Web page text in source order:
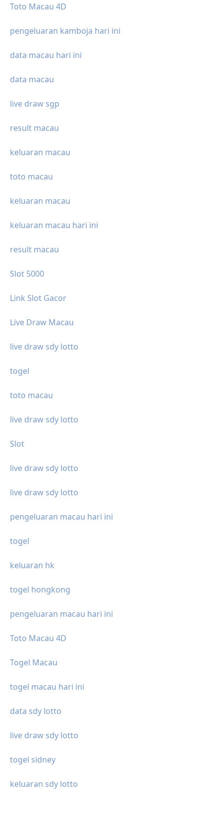
Toto Macau 4D
pengeluaran kamboja hari ini
data macau hari ini
data macau
live draw sgp
result macau
keluaran macau
toto macau
keluaran macau
keluaran macau hari ini
result macau
Slot 5000
Link Slot Gacor
Live Draw Macau
live draw sdy lotto
togel
toto macau
live draw sdy lotto
Slot
live draw sdy lotto
live draw sdy lotto
pengeluaran macau hari ini
togel
keluaran hk
togel hongkong
pengeluaran macau hari ini
Toto Macau 4D
Togel Macau
togel macau hari ini
data sdy lotto
live draw sdy lotto
togel sidney
keluaran sdy lotto